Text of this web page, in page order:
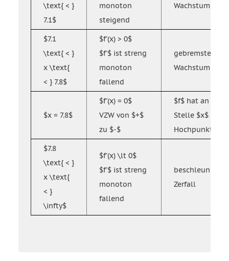
\text{ < }
7.1$
monoton
steigend
Wachstum
$7.1
\text{ < }
x \text{
< } 7.8$
$f'(x) > 0$
$f'$ ist streng
monoton
fallend
gebremstes
Wachstum
$x = 7.8$
$f'(x) = 0$
VZW von $+$
zu $-$
$f$ hat an der
Stelle $x$
Hochpunkt
$7.8
\text{ < }
x \text{
< }
\infty$
$f'(x) \lt 0$
$f'$ ist streng
monoton
fallend
beschleunigter
Zerfall